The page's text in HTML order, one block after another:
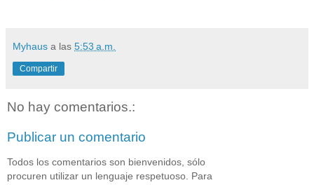
Myhaus a las 5:53 a.m.
Compartir
No hay comentarios.:
Publicar un comentario
Todos los comentarios son bienvenidos, sólo
procuren utilizar un lenguaje respetuoso. Para